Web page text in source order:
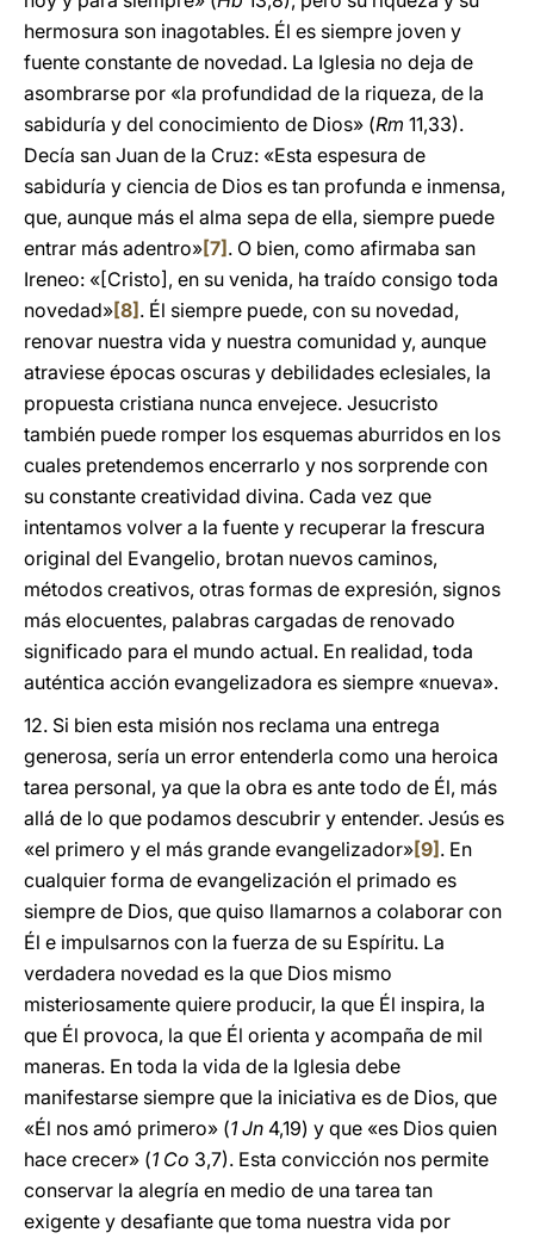
hermosura son inagotables. Él es siempre joven y
fuente constante de novedad. La Iglesia no deja de
asombrarse por «la profundidad de la riqueza, de la
sabiduría y del conocimiento de Dios» (Rm 11,33).
Decía san Juan de la Cruz: «Esta espesura de
sabiduría y ciencia de Dios es tan profunda e inmensa,
que, aunque más el alma sepa de ella, siempre puede
entrar más adentro»[7] . O bien, como afirmaba san
Ireneo: «[Cristo], en su venida, ha traído consigo toda
novedad»[8] . Él siempre puede, con su novedad,
renovar nuestra vida y nuestra comunidad y, aunque
atraviese épocas oscuras y debilidades eclesiales, la
propuesta cristiana nunca envejece. Jesucristo
también puede romper los esquemas aburridos en los
cuales pretendemos encerrarlo y nos sorprende con
su constante creatividad divina. Cada vez que
intentamos volver a la fuente y recuperar la frescura
original del Evangelio, brotan nuevos caminos,
métodos creativos, otras formas de expresión, signos
más elocuentes, palabras cargadas de renovado
significado para el mundo actual. En realidad, toda
auténtica acción evangelizadora es siempre «nueva».
12. Si bien esta misión nos reclama una entrega
generosa, sería un error entenderla como una heroica
tarea personal, ya que la obra es ante todo de Él, más
allá de lo que podamos descubrir y entender. Jesús es
«el primero y el más grande evangelizador»[9] . En
cualquier forma de evangelización el primado es
siempre de Dios, que quiso llamarnos a colaborar con
Él e impulsarnos con la fuerza de su Espíritu. La
verdadera novedad es la que Dios mismo
misteriosamente quiere producir, la que Él inspira, la
que Él provoca, la que Él orienta y acompaña de mil
maneras. En toda la vida de la Iglesia debe
manifestarse siempre que la iniciativa es de Dios, que
«Él nos amó primero» (1 Jn 4,19) y que «es Dios quien
hace crecer» (1 Co 3,7). Esta convicción nos permite
conservar la alegría en medio de una tarea tan
exigente y desafiante que toma nuestra vida por